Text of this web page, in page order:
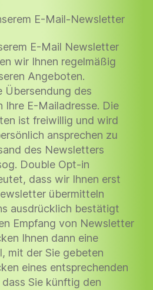
E-Mail-Newsletter
E-Mail Newsletter
wir Ihnen regelmäßig
Angeboten.
Übersendung des
Ihre E-Mailadresse. Die
ist freiwillig und wird
ansprechen zu
des Newsletters
Double Opt-in
dass wir Ihnen erst
übermitteln
ausdrücklich bestätigt
Empfang von Newsletter
Ihnen dann eine
mit der Sie gebeten
eines entsprechenden
Sie künftig den